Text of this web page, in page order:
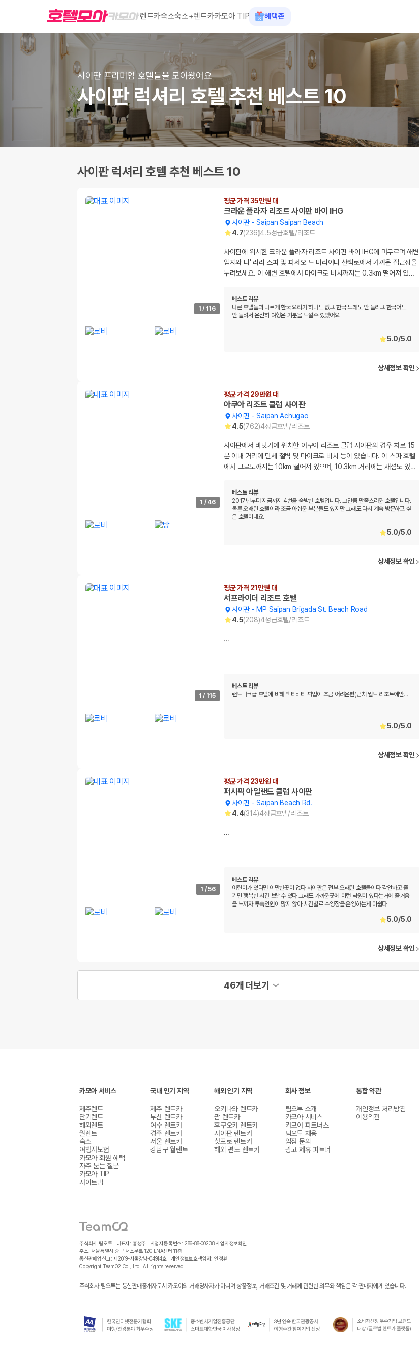
렌트카숙소숙소+렌트카카모아 TIP 혜택존
사이판 프리미엄 호텔들을 모아왔어요
사이판 럭셔리 호텔 추천 베스트 10
사이판 럭셔리 호텔 추천 베스트 10
1 / 116
평균 가격 35만원 대
크라운 플라자 리조트 사이판 바이 IHG
사이판 -Saipan Saipan Beach
4.7(236)4.5성급호텔/리조트
사이판에 위치한 크라운 플라자 리조트 사이판 바이 IHG에 머무르며 해변
입지와 니' 라라 스파 및 파세오 드 마리아나 산책로에서 가까운 접근성을
누려보세요. 이 해변 호텔에서 마이크로 비치까지는 0.3km 떨어져 있…
베스트 리뷰
다른 호텔들과 다르게 한국 요리가 하나도 없고 한국 노래도 안 들리고 한국어도
안 들려서 온전히 여행온 기분을 느낄수 있었어요
5.0/5.0
상세정보 확인
1 / 46
평균 가격 29만원 대
아쿠아 리조트 클럽 사이판
사이판 -Saipan Achugao
4.5(762)4성급호텔/리조트
사이판에서 바닷가에 위치한 아쿠아 리조트 클럽 사이판의 경우 차로 15
분 이내 거리에 만세 절벽 및 마이크로 비치 등이 있습니다. 이 스파 호텔
에서 그로토까지는 10km 떨어져 있으며, 10.3km 거리에는 새섬도 있…
베스트 리뷰
2017년부터 지금까지 4번을 숙박한 호텔입니다. 그만큼 만족스러운 호텔입니다.
물론 오래된 호텔이라 조금 아쉬운 부분들도 있지만 그래도 다시 계속 방문하고 싶
은 호텔이네요.
5.0/5.0
상세정보 확인
1 / 115
평균 가격 21만원 대
서프라이더 리조트 호텔
사이판 - MP Saipan Brigada St. Beach Road
4.5(208)4성급호텔/리조트
…
베스트 리뷰
랜드마크급 호텔에 비해 액티비티 픽업이 조금 어려운편(근처 월드 리조트에만…
5.0/5.0
상세정보 확인
1 /56
평균 가격 23만원 대
퍼시픽 아일랜드 클럽 사이판
사이판 -Saipan Beach Rd.
4.4(314)4성급호텔/리조트
…
베스트 리뷰
어린이가 있다면 이만한곳이 없다 사이판은 전부 오래된 호텔들이다 감안하고 즐
기면 행복한 시간 보낼수 있다 그래도 가까운곳에 이런 낙원이 있다는거에 즐거움
을 느끼자 투숙인원이 많지 않아 시간별로 수영장을 운영하는게 아쉽다
5.0/5.0
상세정보 확인
46개 더보기
카모아 서비스
제주렌트
단기렌트
해외렌트
월렌트
숙소
여행자보험
카모아 회원 혜택
자주 묻는 질문
카모아 TIP
사이트맵
국내 인기 지역
제주 렌트카
부산 렌트카
여수 렌트카
경주 렌트카
서울 렌트카
강남구 월렌트
해외 인기 지역
오키나와 렌트카
괌 렌트카
후쿠오카 렌트카
사이판 렌트카
삿포로 렌트카
해외 편도 렌트카
회사 정보
팀오투 소개
카모아 서비스
카모아 파트너스
팀오투 채용
입점 문의
광고 제휴 파트너
통합 약관
개인정보 처리방침
이용약관
주식회사 팀오투 | 대표자: 홍성주 | 사업자등록번호: 286-88-00238 사업자정보확인
주소: 서울특별시 중구 서소문로 120 ENA센터 11층
통신판매업신고: 제2019-서울강남-04914호 | 개인정보보호책임자: 인정환
Copyright TeamO2 Co., Ltd. All rights reserved.
주식회사 팀오투는 통신판매중개자로서 카모아의 거래당사자가 아니며 상품정보, 거래조건 및 거래에 관련한 의무와 책임은 각 판매자에게 있습니다.